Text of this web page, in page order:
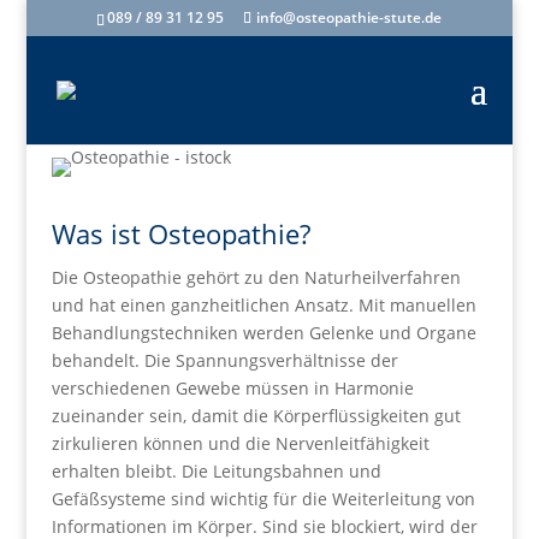
089 / 89 31 12 95 info@osteopathie-stute.de
Was ist Osteopathie?
Die Osteopathie gehört zu den Naturheilverfahren
und hat einen ganzheitlichen Ansatz. Mit manuellen
Behandlungstechniken werden Gelenke und Organe
behandelt. Die Spannungsverhältnisse der
verschiedenen Gewebe müssen in Harmonie
zueinander sein, damit die Körperflüssigkeiten gut
zirkulieren können und die Nervenleitfähigkeit
erhalten bleibt. Die Leitungsbahnen und
Gefäßsysteme sind wichtig für die Weiterleitung von
Informationen im Körper. Sind sie blockiert, wird der